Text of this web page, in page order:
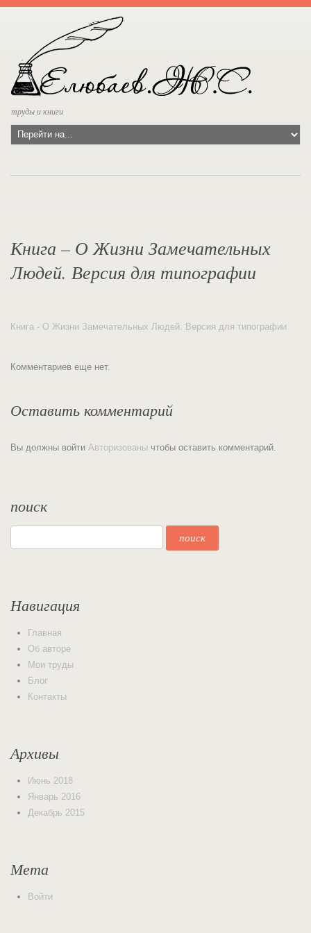
труды и книги
Книга – О Жизни Замечательных
Людей. Версия для типографии
Книга - О Жизни Замечательных Людей. Версия для типографии
Комментариев еще нет.
Оставить комментарий
Вы должны войти Авторизованы чтобы оставить комментарий.
поиск
Навигация
Главная
Об авторе
Мои труды
Блог
Контакты
Архивы
Июнь 2018
Январь 2016
Декабрь 2015
Мета
Войти